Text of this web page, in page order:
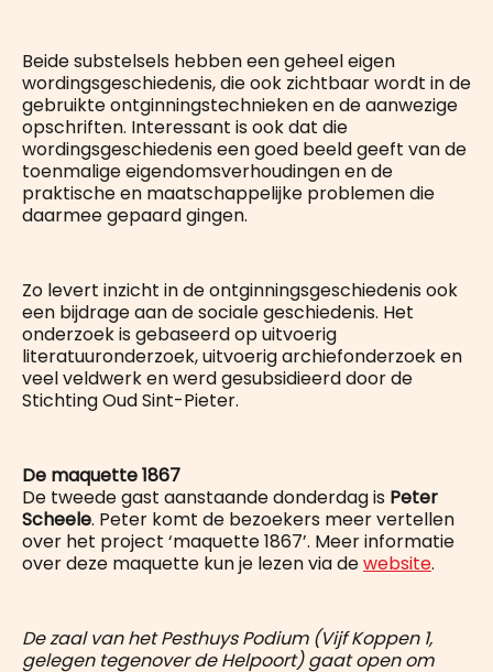
Beide substelsels hebben een geheel eigen
wordingsgeschiedenis, die ook zichtbaar wordt in de
gebruikte ontginningstechnieken en de aanwezige
opschriften. Interessant is ook dat die
wordingsgeschiedenis een goed beeld geeft van de
toenmalige eigendomsverhoudingen en de
praktische en maatschappelijke problemen die
daarmee gepaard gingen.
Zo levert inzicht in de ontginningsgeschiedenis ook
een bijdrage aan de sociale geschiedenis. Het
onderzoek is gebaseerd op uitvoerig
literatuuronderzoek, uitvoerig archiefonderzoek en
veel veldwerk en werd gesubsidieerd door de
Stichting Oud Sint-Pieter.
De maquette 1867
De tweede gast aanstaande donderdag is Peter
Scheele. Peter komt de bezoekers meer vertellen
over het project ‘maquette 1867’. Meer informatie
over deze maquette kun je lezen via dewebsite.
De zaal van het Pesthuys Podium (Vijf Koppen 1,
gelegen tegenover de Helpoort) gaat open om